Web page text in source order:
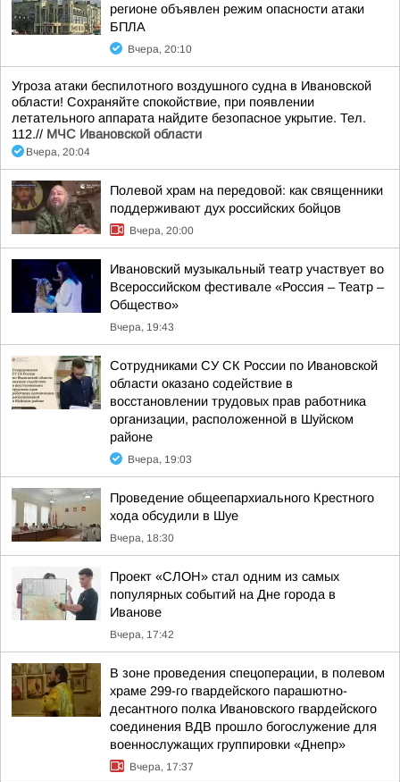
регионе объявлен режим опасности атаки
БПЛА
Вчера, 20:10
Угроза атаки беспилотного воздушного судна в Ивановской
области! Сохраняйте спокойствие, при появлении
летательного аппарата найдите безопасное укрытие. Тел.
112.// МЧС Ивановской области
Вчера, 20:04
Полевой храм на передовой: как священники
поддерживают дух российских бойцов
Вчера, 20:00
Ивановский музыкальный театр участвует во
Всероссийском фестивале «Россия – Театр –
Общество»
Вчера, 19:43
Сотрудниками СУ СК России по Ивановской
области оказано содействие в
восстановлении трудовых прав работника
организации, расположенной в Шуйском
районе
Вчера, 19:03
Проведение общеепархиального Крестного
хода обсудили в Шуе
Вчера, 18:30
Проект «СЛОН» стал одним из самых
популярных событий на Дне города в
Иванове
Вчера, 17:42
В зоне проведения спецоперации, в полевом
храме 299-го гвардейского парашютно-
десантного полка Ивановского гвардейского
соединения ВДВ прошло богослужение для
военнослужащих группировки «Днепр»
Вчера, 17:37